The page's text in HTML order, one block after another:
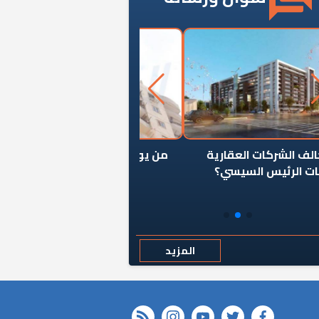
يوقف سرطان الأبراج السكنية
المخالفة ياحكومة؟
المزيد